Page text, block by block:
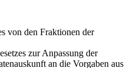
von den Fraktionen der
zur Anpassung der
an die Vorgaben aus